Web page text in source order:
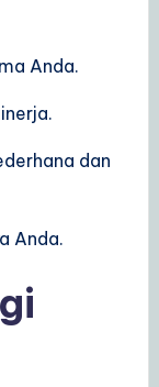
Anda.
dan
Anda.